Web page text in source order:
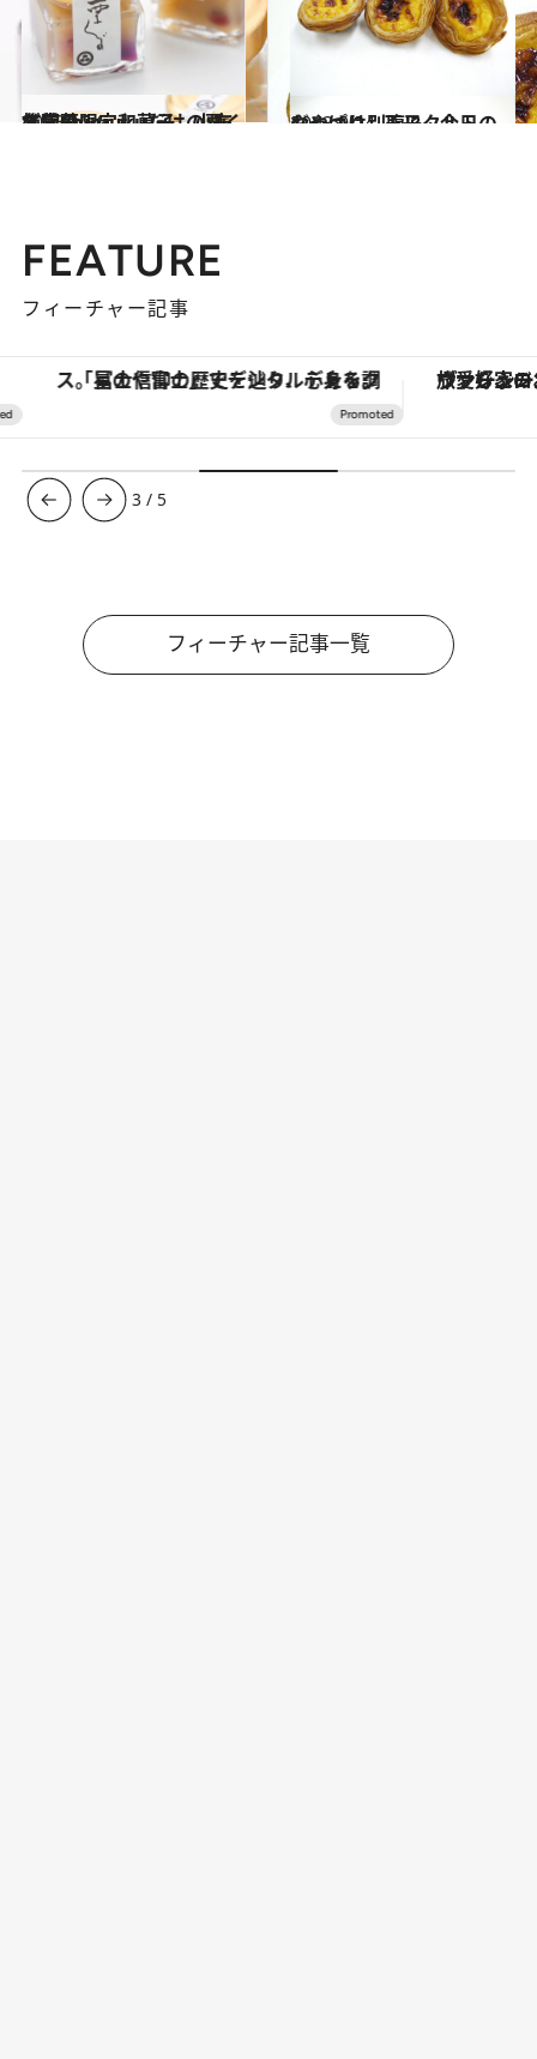
2013.10.6
名店の限定和菓子 小布施堂Shinjukuだけの栗くず葡萄
グルメ 2013.9.24
やっぱり別腹!? 今日のおやつは…玉子タルト
グルメ
FEATURE
フィーチャー記事
「星のや富士」でデジタルデトックス。冨士信仰の歴史を辿り、心身を調える。 ヴァシュロン・コンスタンタ
3 / 5
フィーチャー記事一覧